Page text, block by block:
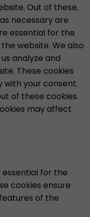
Out of these,
necessary are
essential for the
website. We also
analyze and
These cookies
with your consent.
of these cookies.
may affect
essential for the
cookies ensure
of the